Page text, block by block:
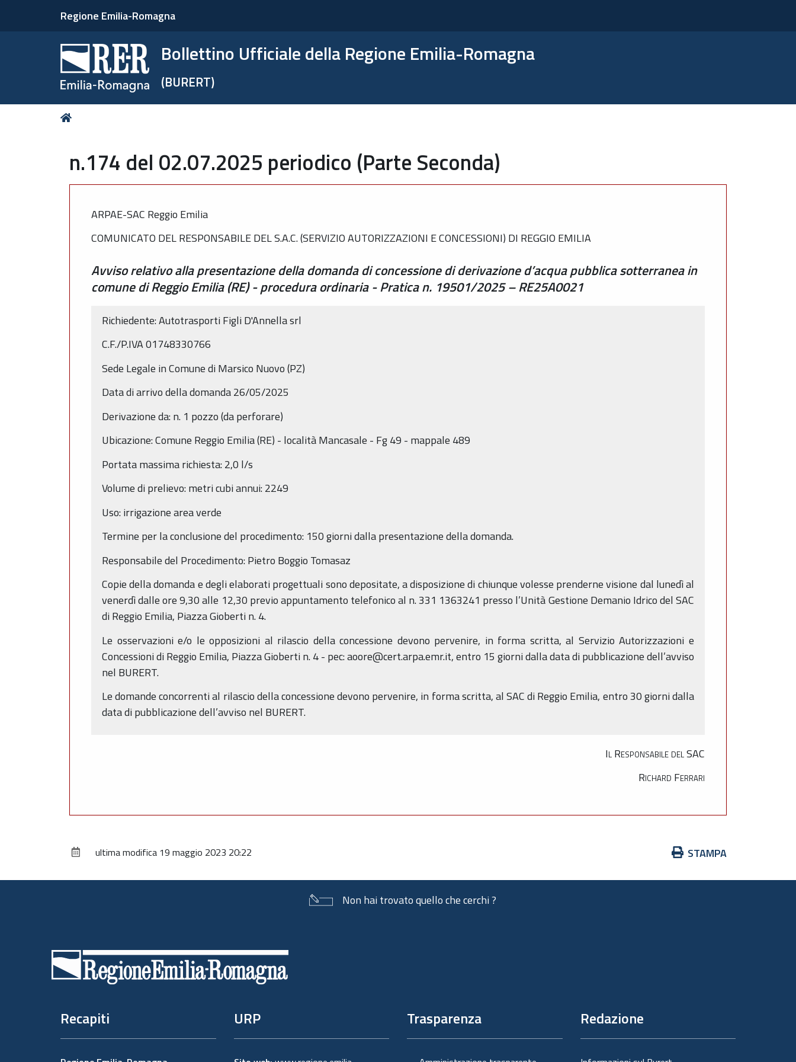
Regione Emilia-Romagna
Bollettino Ufficiale della Regione Emilia-Romagna
(BURERT)
Tu
n.174 del 02.07.2025 periodico (Parte Seconda)
ARPAE-SAC Reggio Emilia
COMUNICATO DEL RESPONSABILE DEL S.A.C. (SERVIZIO AUTORIZZAZIONI E CONCESSIONI) DI REGGIO EMILIA
Avviso relativo alla presentazione della domanda di concessione di derivazione d’acqua pubblica sotterranea in
comune di Reggio Emilia (RE) - procedura ordinaria - Pratica n. 19501/2025 – RE25A0021
Richiedente: Autotrasporti Figli D'Annella srl
C.F./P.IVA 01748330766
Sede Legale in Comune di Marsico Nuovo (PZ)
Data di arrivo della domanda 26/05/2025
Derivazione da: n. 1 pozzo (da perforare)
Ubicazione: Comune Reggio Emilia (RE) - località Mancasale - Fg 49 - mappale 489
Portata massima richiesta: 2,0 l/s
Volume di prelievo: metri cubi annui: 2249
Uso: irrigazione area verde
Termine per la conclusione del procedimento: 150 giorni dalla presentazione della domanda.
Responsabile del Procedimento: Pietro Boggio Tomasaz
Copie della domanda e degli elaborati progettuali sono depositate, a disposizione di chiunque volesse prenderne visione dal lunedì al
venerdì dalle ore 9,30 alle 12,30 previo appuntamento telefonico al n. 331 1363241 presso l’Unità Gestione Demanio Idrico del SAC
di Reggio Emilia, Piazza Gioberti n. 4.
Le osservazioni e/o le opposizioni al rilascio della concessione devono pervenire, in forma scritta, al Servizio Autorizzazioni e
Concessioni di Reggio Emilia, Piazza Gioberti n. 4 - pec: aoore@cert.arpa.emr.it, entro 15 giorni dalla data di pubblicazione dell’avviso
nel BURERT.
Le domande concorrenti al rilascio della concessione devono pervenire, in forma scritta, al SAC di Reggio Emilia, entro 30 giorni dalla
data di pubblicazione dell’avviso nel BURERT.
Il Responsabile del SAC
Richard Ferrari
Azioni
documento
STAMPA
ultima modifica 19 maggio 2023 20:22
Non hai trovato quello che cerchi ?
Recapiti URP Trasparenza Redazione